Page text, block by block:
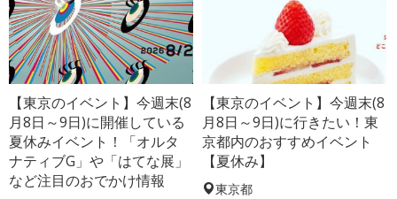
【東京のイベント】今週末(8
月8日～9日)に開催している
夏休みイベント！「オルタ
ナティブG」や「はてな展」
など注目のおでかけ情報
【東京のイベント】今週末(8
月8日～9日)に行きたい！東
京都内のおすすめイベント
【夏休み】
東京都